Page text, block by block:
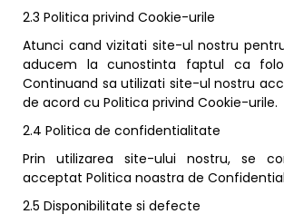
2.3 Politica privind Cookie-urile
Atunci cand vizitati site-ul nostru
aducem la cunostinta faptul ca
Continuand sa utilizati site-ul nostru
de acord cu Politica privind Cookie-urile.
2.4 Politica de confidentialitate
Prin utilizarea site-ului nostru, se
acceptat Politica noastra de
2.5 Disponibilitate si defecte